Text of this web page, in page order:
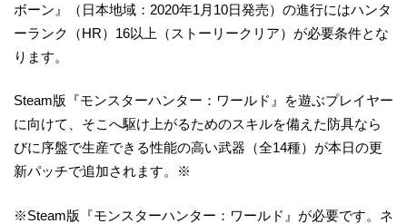
ボーン』（日本地域：2020年1月10日発売）の進行にはハンタ
ーランク（HR）16以上（ストーリークリア）が必要条件とな
ります。
Steam版『モンスターハンター：ワールド』を遊ぶプレイヤー
に向けて、そこへ駆け上がるためのスキルを備えた防具なら
びに序盤で生産できる性能の高い武器（全14種）が本日の更
新パッチで追加されます。※
※Steam版『モンスターハンター：ワールド』が必要です。ネ